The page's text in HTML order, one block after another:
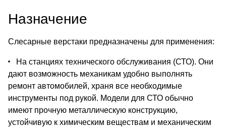
Назначение
Слесарные верстаки предназначены для применения:
На станциях технического обслуживания (СТО). Они
дают возможность механикам удобно выполнять
ремонт автомобилей, храня все необходимые
инструменты под рукой. Модели для СТО обычно
имеют прочную металлическую конструкцию,
устойчивую к химическим веществам и механическим